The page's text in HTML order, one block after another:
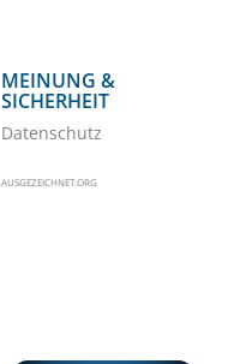
MEINUNG &
SICHERHEIT
Datenschutz
AUSGEZEICHNET.ORG